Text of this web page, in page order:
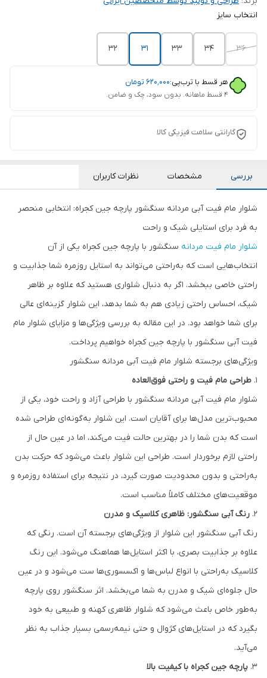
انتخاب سایز
36
34
33 ۳۱ ۳۲
هر قسط با ترب‌پی:۶۲۰٬۰۰۰ تومان
۴ قسط ماهانه. بدون سود، چک و ضامن.
گارانتی سلامت فیزیکی کالا
بررسی مشخصات نظرات کاربران
شلوار مام فیت آبی مردانه سنگشور پارچه جین کجراه: انتخابی منحصر
به فرد برای استایلی شیک و راحت
شلوار مام فیت مردانه سنگشور با پارچه جین کجراه یکی از آن
انتخاب‌هایی است که به‌راحتی می‌تواند به استایل روزمره شما جذابیت و
راحتی خاصی ببخشد. اگر به دنبال شلواری هستید که علاوه بر ظاهر
شیک، احساس راحتی زیادی هم به شما بدهد، این شلوار گزینه‌ای عالی
برای شما خواهد بود. در این مقاله به بررسی ویژگی‌ها و مزایای شلوار مام
فیت آبی سنگشور با پارچه جین کجراه خواهیم پرداخت.
ویژگی‌های برجسته شلوار مام فیت آبی مردانه سنگشور
1. طراحی مام فیت و راحتی فوق‌العاده
شلوار مام فیت آبی مردانه سنگشور با طراحی آزاد و راحت خود، یکی از
محبوب‌ترین مدل‌ها برای آقایان است. این شلوار به‌گونه‌ای طراحی شده
است که بدن شما را در بهترین حالت فیت می‌کند، اما در عین حال از
راحتی لازم برخوردار است. طراحی این شلوار باعث می‌شود که حرکت بدن
به‌راحتی و بدون محدودیت صورت گیرد، در نتیجه برای استفاده روزمره و
موقعیت‌های مختلف کاملاً مناسب است.
2. رنگ آبی سنگشور: ظاهری کلاسیک و مدرن
رنگ آبی سنگشور این شلوار از ویژگی‌های برجسته آن است. رنگی که
علاوه بر جذابیت بصری، با اکثر استایل‌ها هماهنگ می‌شود. این رنگ
کلاسیک به‌راحتی با انواع لباس‌ها و اکسسوری‌ها ست می‌شود و در عین
حال جلوه‌ای شیک و مدرن به شما می‌بخشد. اثر سنگشور روی پارچه
به‌طور خاص باعث می‌شود که شلوار ظاهری کهنه و طبیعی به خود
بگیرد که در استایل‌های کژوال و حتی نیمه‌رسمی بسیار جذاب به نظر
می‌آید.
3. پارچه جین کجراه با کیفیت بالا